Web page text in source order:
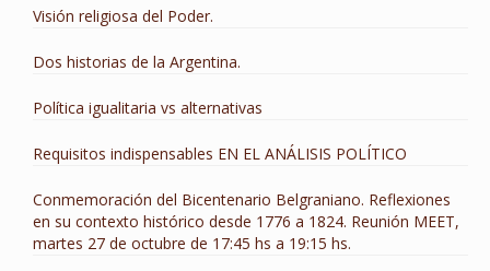
Visión religiosa del Poder.
Dos historias de la Argentina.
Política igualitaria vs alternativas
Requisitos indispensables EN EL ANÁLISIS POLÍTICO
Conmemoración del Bicentenario Belgraniano. Reflexiones
en su contexto histórico desde 1776 a 1824. Reunión MEET,
martes 27 de octubre de 17:45 hs a 19:15 hs.